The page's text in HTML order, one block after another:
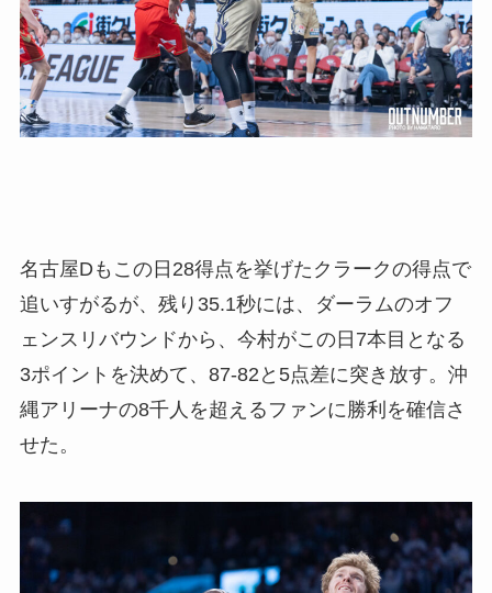
名古屋Dもこの日28得点を挙げたクラークの得点で
追いすがるが、残り35.1秒には、ダーラムのオフ
ェンスリバウンドから、今村がこの日7本目となる
3ポイントを決めて、87-82と5点差に突き放す。沖
縄アリーナの8千人を超えるファンに勝利を確信さ
せた。